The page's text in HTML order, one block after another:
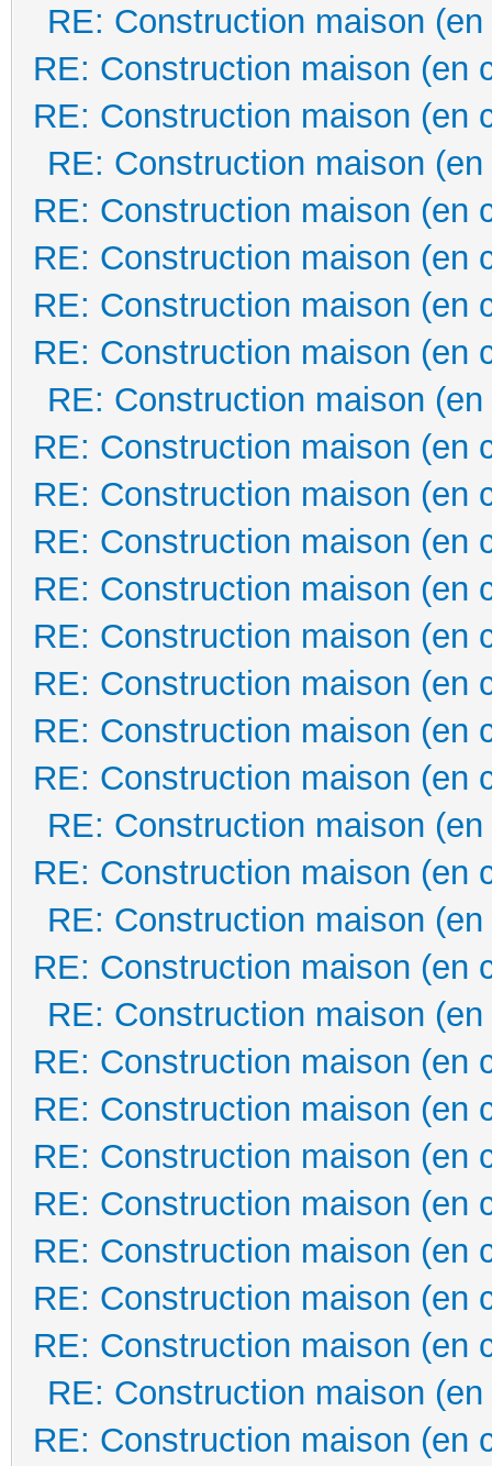
RE: Construction maison
RE: Construction maison (en
RE: Construction maison (en
RE: Construction maison
RE: Construction maison (en
RE: Construction maison (en
RE: Construction maison (en
RE: Construction maison (en
RE: Construction maison
RE: Construction maison (en
RE: Construction maison (en
RE: Construction maison (en
RE: Construction maison (en
RE: Construction maison (en
RE: Construction maison (en
RE: Construction maison (en
RE: Construction maison (en
RE: Construction maison
RE: Construction maison (en
RE: Construction maison
RE: Construction maison (en
RE: Construction maison
RE: Construction maison (en
RE: Construction maison (en
RE: Construction maison (en
RE: Construction maison (en
RE: Construction maison (en
RE: Construction maison (en
RE: Construction maison (en
RE: Construction maison
RE: Construction maison (en